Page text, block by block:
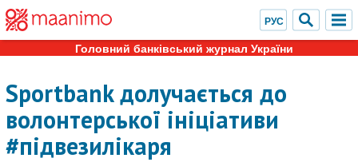
Головний банківський журнал України
Sportbank долучається до
волонтерської ініціативи
#підвезилікаря